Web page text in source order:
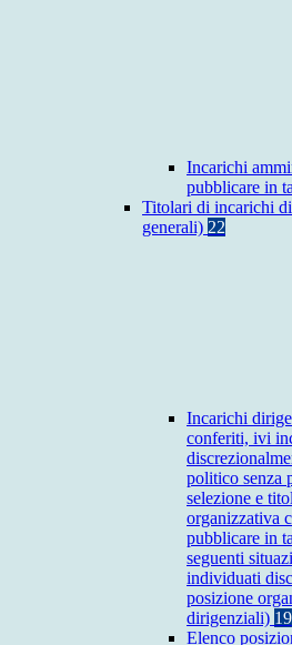
Incarichi
pubblicare in
Titolari di incarichi
generali) 22
Incarichi
conferiti, ivi
politico senza
selezione e
organizzativa
pubblicare in
seguenti
individuati
posizione
dirigenziali) 19
Elenco